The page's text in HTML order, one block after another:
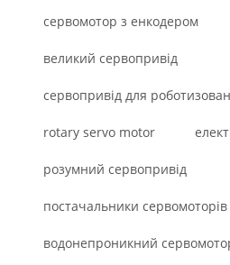
сервомотор з енкодером
великий сервопривід
сервопривід для
rotary servo motor
розумний сервопривід
постачальники сервомоторів
водонепроникний